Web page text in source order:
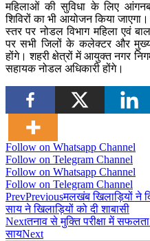
महिलाओं की सुविधा के लिए
शिविरों का भी आयोजन किया
स्तर पर नोडल विभाग महिला एवं
पर सभी जिलों के कलेक्टर और मुख्य
होंगे। शहरी क्षेत्रों में आयुक्त नगर
सहायक नोडल अधिकारी होंगे।
Follow on Whatsapp Channel
Follow on Telegram Channel
Follow on Whatsapp Channel
Follow on Telegram Channel
PrevPreviousमलखंब खिलाड़ियों ने
साय ने खिलाड़ियों को दी शाबासी
Nextतनाव से मुक्ति परीक्षा में
सायNext